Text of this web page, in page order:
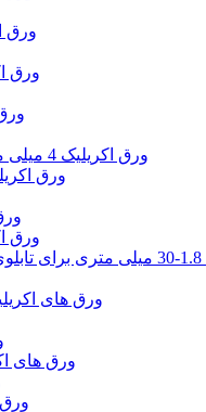
ورق
ورق
ورق اکریلیک 4 میلی متری برای آشپزخانه
ورق
ورق
ورق های
ورق های اکریلیک
ورق